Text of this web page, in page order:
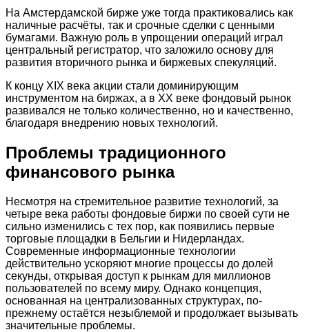
На Амстердамской бирже уже тогда практиковались как
наличные расчёты, так и срочные сделки с ценными
бумагами. Важную роль в упрощении операций играл
центральный регистратор, что заложило основу для
развития вторичного рынка и биржевых спекуляций.
К концу XIX века акции стали доминирующим
инструментом на биржах, а в XX веке фондовый рынок
развивался не только количественно, но и качественно,
благодаря внедрению новых технологий.
Проблемы традиционного
финансового рынка
Несмотря на стремительное развитие технологий, за
четыре века работы фондовые биржи по своей сути не
сильно изменились с тех пор, как появились первые
торговые площадки в Бельгии и Нидерландах.
Современные информационные технологии
действительно ускоряют многие процессы до долей
секунды, открывая доступ к рынкам для миллионов
пользователей по всему миру. Однако концепция,
основанная на централизованных структурах, по-
прежнему остаётся незыблемой и продолжает вызывать
значительные проблемы.